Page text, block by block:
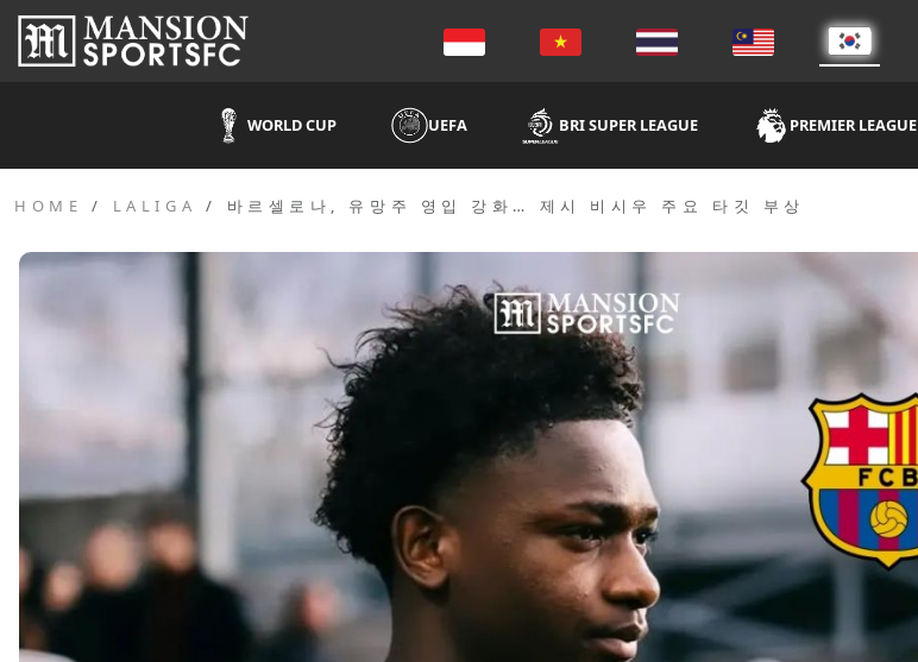
WORLD CUP UEFA BRI SUPER LEAGUE PREMIER LEAGUE
HOME LALIGA 바르셀로나, 유망주 영입 강화… 제시 비시우 주요 타깃 부상